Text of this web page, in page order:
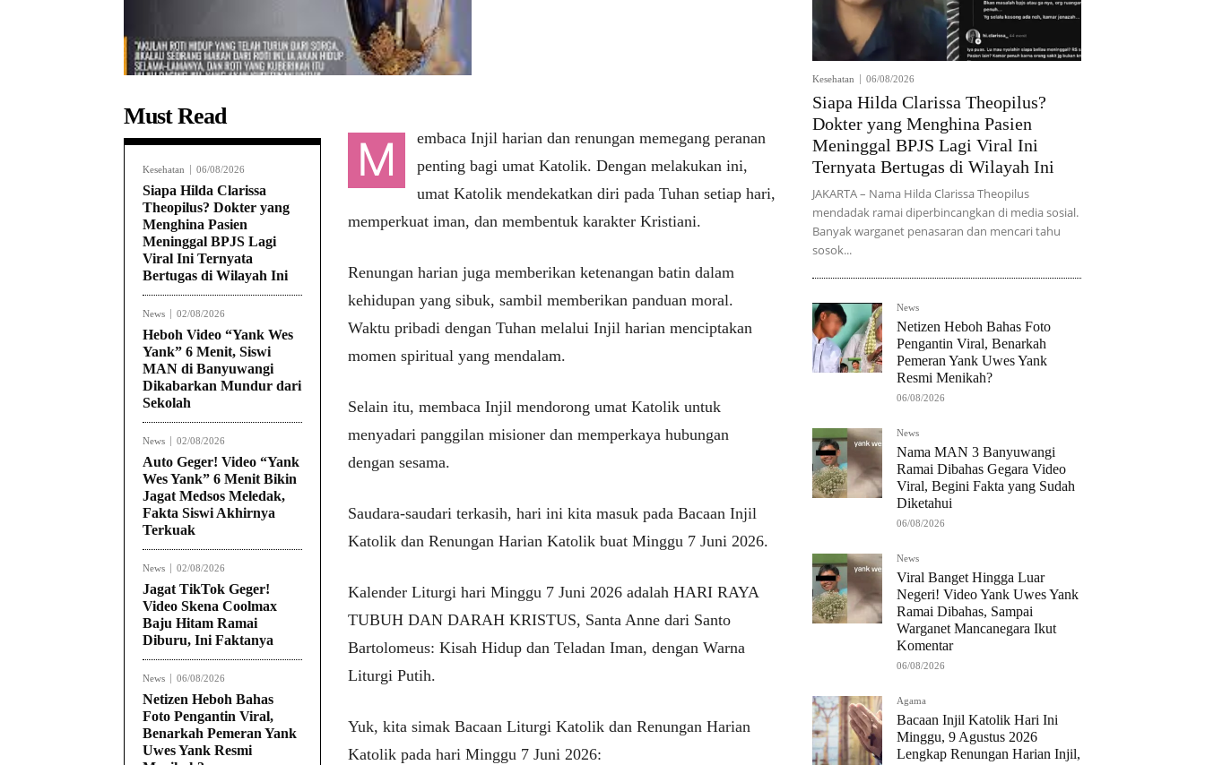
Must Read
Kesehatan 06/08/2026
Siapa Hilda Clarissa
Theopilus? Dokter yang
Menghina Pasien
Meninggal BPJS Lagi
Viral Ini Ternyata
Bertugas di Wilayah Ini
News 02/08/2026
Heboh Video “Yank Wes
Yank” 6 Menit, Siswi
MAN di Banyuwangi
Dikabarkan Mundur dari
Sekolah
News 02/08/2026
Auto Geger! Video “Yank
Wes Yank” 6 Menit Bikin
Jagat Medsos Meledak,
Fakta Siswi Akhirnya
Terkuak
News 02/08/2026
Jagat TikTok Geger!
Video Skena Coolmax
Baju Hitam Ramai
Diburu, Ini Faktanya
News 06/08/2026
Netizen Heboh Bahas
Foto Pengantin Viral,
Benarkah Pemeran Yank
Uwes Yank Resmi
M
embaca Injil harian dan renungan memegang peranan
penting bagi umat Katolik. Dengan melakukan ini,
umat Katolik mendekatkan diri pada Tuhan setiap hari,
memperkuat iman, dan membentuk karakter Kristiani.
Renungan harian juga memberikan ketenangan batin dalam
kehidupan yang sibuk, sambil memberikan panduan moral.
Waktu pribadi dengan Tuhan melalui Injil harian menciptakan
momen spiritual yang mendalam.
Selain itu, membaca Injil mendorong umat Katolik untuk
menyadari panggilan misioner dan memperkaya hubungan
dengan sesama.
Saudara-saudari terkasih, hari ini kita masuk pada Bacaan Injil
Katolik dan Renungan Harian Katolik buat Minggu 7 Juni 2026.
Kalender Liturgi hari Minggu 7 Juni 2026 adalah HARI RAYA
TUBUH DAN DARAH KRISTUS, Santa Anne dari Santo
Bartolomeus: Kisah Hidup dan Teladan Iman, dengan Warna
Liturgi Putih.
Yuk, kita simak Bacaan Liturgi Katolik dan Renungan Harian
Katolik pada hari Minggu 7 Juni 2026:
Kesehatan 06/08/2026
Siapa Hilda Clarissa Theopilus?
Dokter yang Menghina Pasien
Meninggal BPJS Lagi Viral Ini
Ternyata Bertugas di Wilayah Ini
JAKARTA – Nama Hilda Clarissa Theopilus
mendadak ramai diperbincangkan di media sosial.
Banyak warganet penasaran dan mencari tahu
sosok...
News
Netizen Heboh Bahas Foto
Pengantin Viral, Benarkah
Pemeran Yank Uwes Yank
Resmi Menikah?
06/08/2026
News
Nama MAN 3 Banyuwangi
Ramai Dibahas Gegara Video
Viral, Begini Fakta yang Sudah
Diketahui
06/08/2026
News
Viral Banget Hingga Luar
Negeri! Video Yank Uwes Yank
Ramai Dibahas, Sampai
Warganet Mancanegara Ikut
Komentar
06/08/2026
Agama
Bacaan Injil Katolik Hari Ini
Minggu, 9 Agustus 2026
Lengkap Renungan Harian Injil,